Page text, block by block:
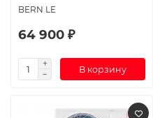
BERN LE
64 900 ₽
В корзину